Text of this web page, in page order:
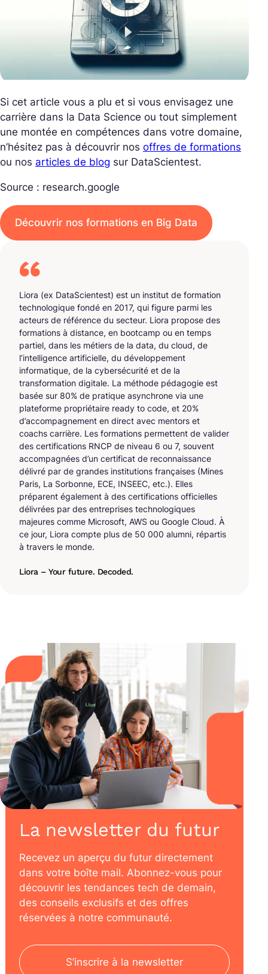
Si cet article vous a plu et si vous envisagez une
carrière dans la Data Science ou tout simplement
une montée en compétences dans votre domaine,
n’hésitez pas à découvrir nos offres de formations
ou nos articles de blog sur DataScientest.
Source : research.google
Découvrir nos formations en Big Data
Liora (ex DataScientest) est un institut de formation
technologique fondé en 2017, qui figure parmi les
acteurs de référence du secteur. Liora propose des
formations à distance, en bootcamp ou en temps
partiel, dans les métiers de la data, du cloud, de
l’intelligence artificielle, du développement
informatique, de la cybersécurité et de la
transformation digitale. La méthode pédagogie est
basée sur 80% de pratique asynchrone via une
plateforme propriétaire ready to code, et 20%
d’accompagnement en direct avec mentors et
coachs carrière. Les formations permettent de valider
des certifications RNCP de niveau 6 ou 7, souvent
accompagnées d’un certificat de reconnaissance
délivré par de grandes institutions françaises (Mines
Paris, La Sorbonne, ECE, INSEEC, etc.). Elles
préparent également à des certifications officielles
délivrées par des entreprises technologiques
majeures comme Microsoft, AWS ou Google Cloud. À
ce jour, Liora compte plus de 50 000 alumni, répartis
à travers le monde.
Liora – Your future. Decoded.
La newsletter du futur
Recevez un aperçu du futur directement
dans votre boîte mail. Abonnez-vous pour
découvrir les tendances tech de demain,
des conseils exclusifs et des offres
réservées à notre communauté.
S’inscrire à la newsletter